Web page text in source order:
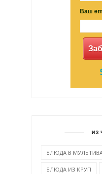
Ваш
ИЗ
БЛЮДА В
БЛЮДА ИЗ КРУП